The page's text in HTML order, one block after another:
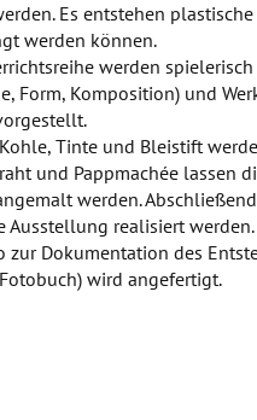
Es entstehen
werden können.
werden
Form, Komposition) und
Tinte und Bleistift
und Pappmachée lassen
werden.
Ausstellung realisiert werden.
Dokumentation des
wird angefertigt.